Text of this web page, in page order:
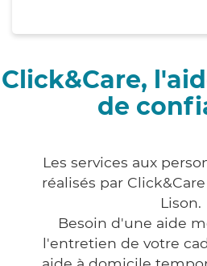
Click&Care,
de
Les services aux
réalisés par
Lison.
Besoin d'une aide
l'entretien de votre